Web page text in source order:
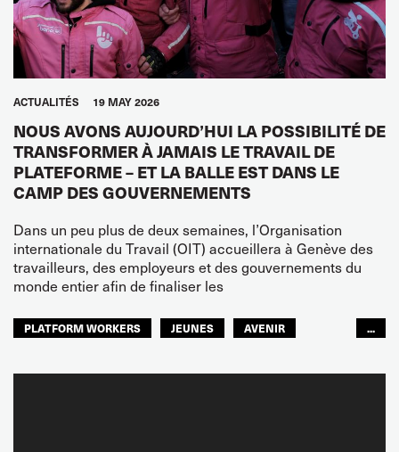
ACTUALITÉS 19 MAY 2026
NOUS AVONS AUJOURD’HUI LA POSSIBILITÉ DE
TRANSFORMER À JAMAIS LE TRAVAIL DE
PLATEFORME – ET LA BALLE EST DANS LE
CAMP DES GOUVERNEMENTS
Dans un peu plus de deux semaines, l’Organisation
internationale du Travail (OIT) accueillera à Genève des
travailleurs, des employeurs et des gouvernements du
monde entier afin de finaliser les
PLATFORM WORKERS JEUNES
AVENIR
...